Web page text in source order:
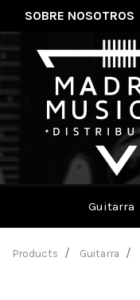
SOBRE NOSOTROS
Guitarra
Products Guitarra